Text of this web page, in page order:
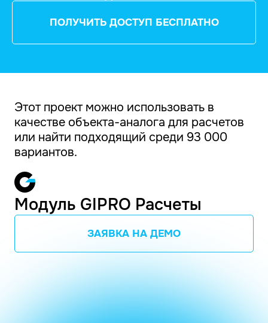
ПОЛУЧИТЬ ДОСТУП БЕСПЛАТНО
Этот проект можно использовать в
качестве объекта-аналога для расчетов
или найти подходящий среди 93 000
вариантов.
Модуль GIPRO Расчеты
ЗАЯВКА НА ДЕМО